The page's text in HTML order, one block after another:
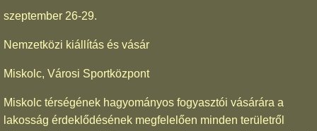
szeptember 26-29.
Nemzetközi kiállítás és vásár
Miskolc, Városi Sportközpont
Miskolc térségének hagyományos fogyasztói vásárára a
lakosság érdeklődésének megfelelően minden területről